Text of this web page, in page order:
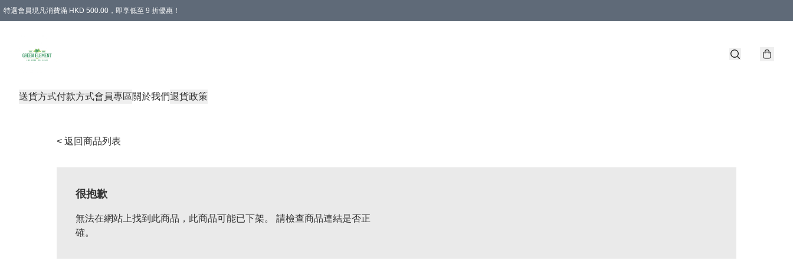
特選會員現凡消費滿 HKD 500.00，即享低至 9 折優惠！
送貨方式付款方式會員專區關於我們退貨政策
< 返回商品列表
很抱歉
無法在網站上找到此商品，此商品可能已下架。 請檢查商品連結是否正
確。